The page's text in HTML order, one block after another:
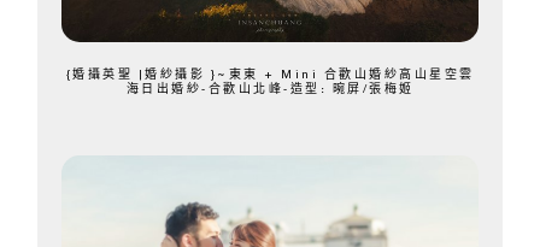
{婚攝英聖 |婚紗攝影 }~東東 + Mini 合歡山婚紗高山星空雲
海日出婚紗-合歡山北峰-造型: 晼屏/張梅姬